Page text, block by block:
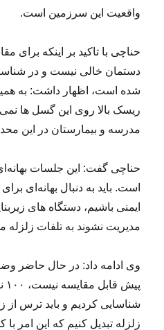
واقعیت این سرزمین است.
حناچی با تاکید بر اینکه برای
دستمان خالی نیست و در
شده است، اظهار داشت: به
ریسک بالا روی این گسل ها
مدرسه و بیمارستان در این
حناچی گفت: این جلسات
است. باید به دنبال بهانه‌ای
ایمنی باشیم، دستگاه های
مدیریت نشوند به تلفات زلزله
وی ادامه داد: در حال حاضر
شناسایی کردیم و باید ترس از
زلزله تبدیل کنیم که این امر